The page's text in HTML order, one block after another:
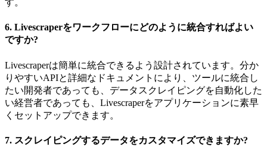
す。
6. Livescraperをワークフローにどのように統合すればよい
ですか?
Livescraperは簡単に統合できるよう設計されています。分か
りやすいAPIと詳細なドキュメントにより、ツールに統合し
たい開発者であっても、データスクレイピングを自動化した
い経営者であっても、Livescraperをアプリケーションに素早
くセットアップできます。
7. スクレイピングするデータをカスタマイズできますか?